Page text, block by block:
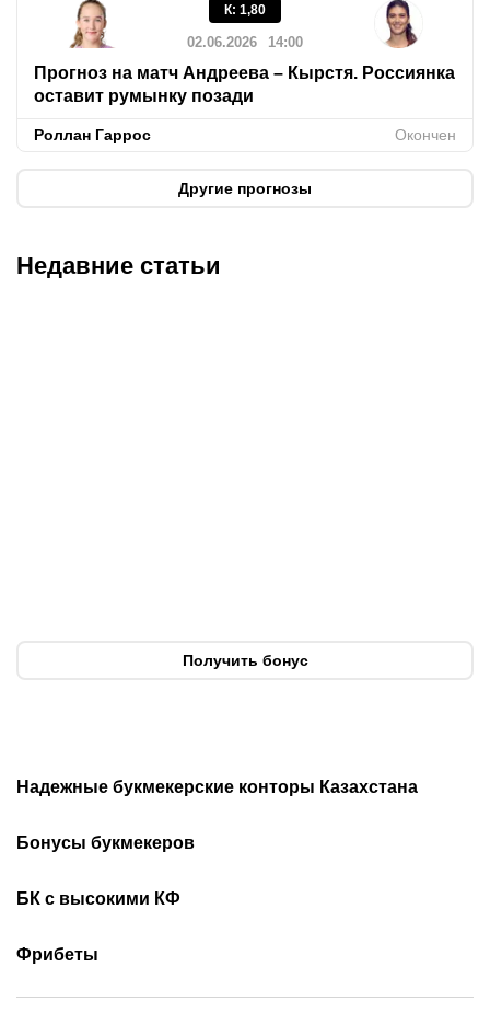
К: 1,80
02.06.2026 14:00
Прогноз на матч Андреева – Кырстя. Россиянка
оставит румынку позади
Роллан Гаррос Окончен
Другие прогнозы
Недавние статьи
Получить бонус
Надежные букмекерские конторы Казахстана
Бонусы букмекеров
За установку приложения
БК с высокими КФ
Фрибеты
Старым игрокам
Фрибет на День Рождения